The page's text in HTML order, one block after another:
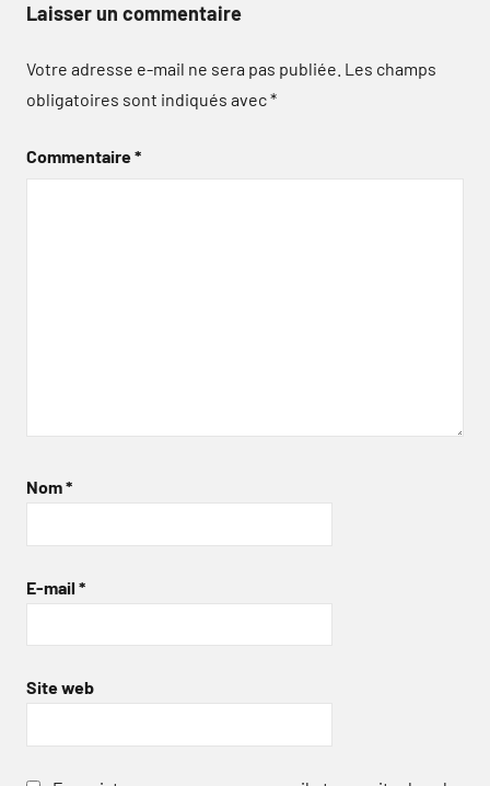
Laisser un commentaire
Votre adresse e-mail ne sera pas publiée. Les champs
obligatoires sont indiqués avec*
Commentaire*
Nom*
E-mail *
Site web